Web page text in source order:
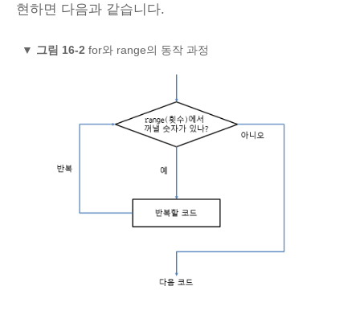
현하면 다음과 같습니다.
▼ 그림 16-2 for와 range의 동작 과정